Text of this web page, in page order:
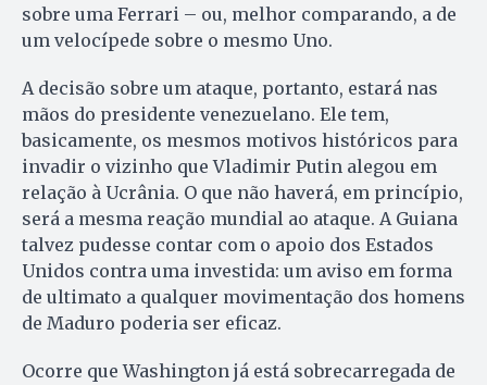
sobre uma Ferrari – ou, melhor comparando, a de
um velocípede sobre o mesmo Uno.
A decisão sobre um ataque, portanto, estará nas
mãos do presidente venezuelano. Ele tem,
basicamente, os mesmos motivos históricos para
invadir o vizinho que Vladimir Putin alegou em
relação à Ucrânia. O que não haverá, em princípio,
será a mesma reação mundial ao ataque. A Guiana
talvez pudesse contar com o apoio dos Estados
Unidos contra uma investida: um aviso em forma
de ultimato a qualquer movimentação dos homens
de Maduro poderia ser eficaz.
Ocorre que Washington já está sobrecarregada de